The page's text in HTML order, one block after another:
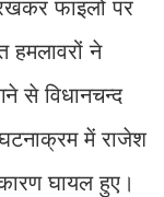
फाइलों पर
ने
से विधानचन्द
घटनाक्रम में राजेश
घायल हुए।